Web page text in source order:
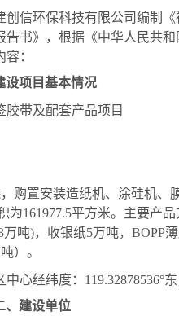
信环保科技有限公司编制
书》，根据《中华人民共
：
设项目基本情况
带及配套产品项目
购置安装造纸机、涂硅机、
为161977.5平方米。主要产
万吨)，收银纸5万吨，BOPP
）。
心经纬度： 119.32878536°东
、建设单位